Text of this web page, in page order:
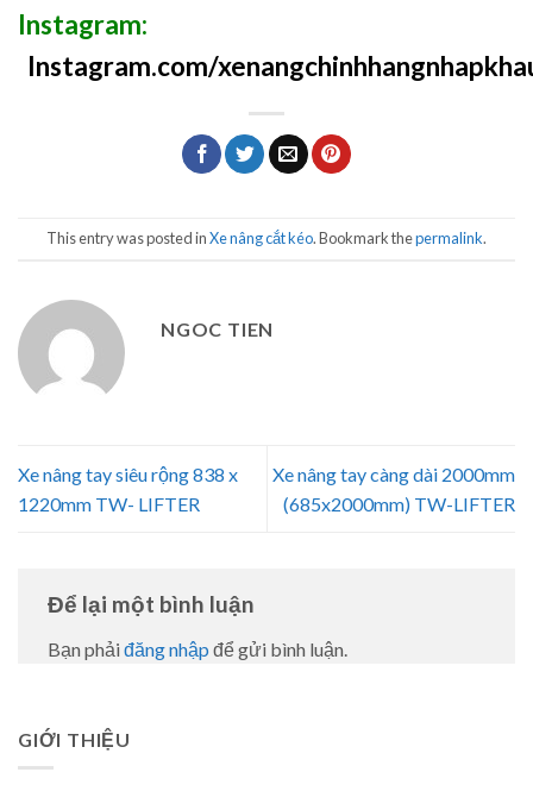
Instagram:
Instagram.com/
This entry was posted inXe nâng cắt kéo. Bookmark thepermalink.
NGOC TIEN
Xe nâng tay siêu rộng 838 x
1220mm TW- LIFTER
Xe nâng tay càng dài 2000mm
(685x2000mm) TW-LIFTER
Để lại một bình luận
Bạn phải đăng nhập để gửi bình luận.
GIỚI THIỆU